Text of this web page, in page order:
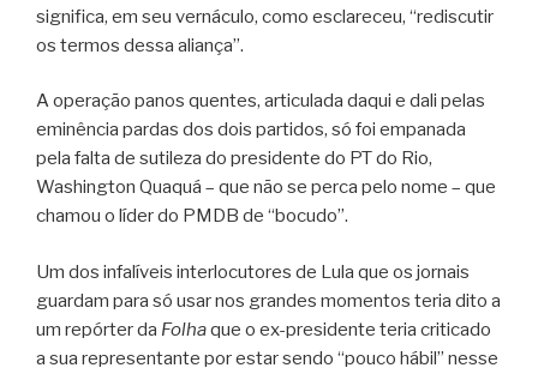
significa, em seu vernáculo, como esclareceu, “rediscutir
os termos dessa aliança”.
A operação panos quentes, articulada daqui e dali pelas
eminência pardas dos dois partidos, só foi empanada
pela falta de sutileza do presidente do PT do Rio,
Washington Quaquá – que não se perca pelo nome – que
chamou o líder do PMDB de “bocudo”.
Um dos infalíveis interlocutores de Lula que os jornais
guardam para só usar nos grandes momentos teria dito a
um repórter da Folhaque o ex-presidente teria criticado
a sua representante por estar sendo “pouco hábil” nesse